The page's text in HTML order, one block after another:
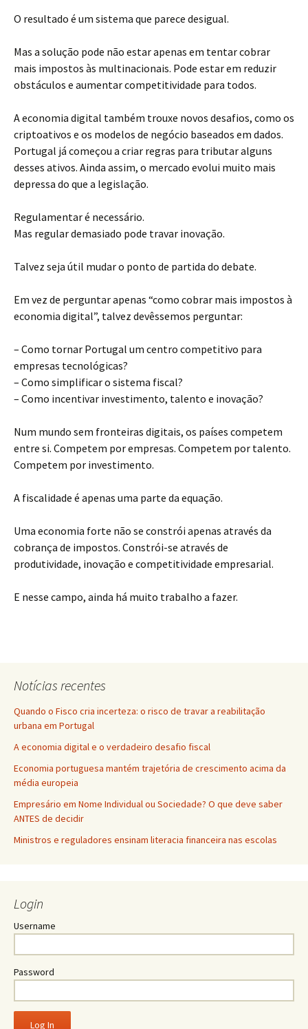
O resultado é um sistema que parece desigual.
Mas a solução pode não estar apenas em tentar cobrar
mais impostos às multinacionais. Pode estar em reduzir
obstáculos e aumentar competitividade para todos.
A economia digital também trouxe novos desafios, como os
criptoativos e os modelos de negócio baseados em dados.
Portugal já começou a criar regras para tributar alguns
desses ativos. Ainda assim, o mercado evolui muito mais
depressa do que a legislação.
Regulamentar é necessário.
Mas regular demasiado pode travar inovação.
Talvez seja útil mudar o ponto de partida do debate.
Em vez de perguntar apenas “como cobrar mais impostos à
economia digital”, talvez devêssemos perguntar:
– Como tornar Portugal um centro competitivo para
empresas tecnológicas?
– Como simplificar o sistema fiscal?
– Como incentivar investimento, talento e inovação?
Num mundo sem fronteiras digitais, os países competem
entre si. Competem por empresas. Competem por talento.
Competem por investimento.
A fiscalidade é apenas uma parte da equação.
Uma economia forte não se constrói apenas através da
cobrança de impostos. Constrói-se através de
produtividade, inovação e competitividade empresarial.
E nesse campo, ainda há muito trabalho a fazer.
Notícias recentes
Quando o Fisco cria incerteza: o risco de travar a reabilitação
urbana em Portugal
A economia digital e o verdadeiro desafio fiscal
Economia portuguesa mantém trajetória de crescimento acima da
média europeia
Empresário em Nome Individual ou Sociedade? O que deve saber
ANTES de decidir
Ministros e reguladores ensinam literacia financeira nas escolas
Login
Username
Password